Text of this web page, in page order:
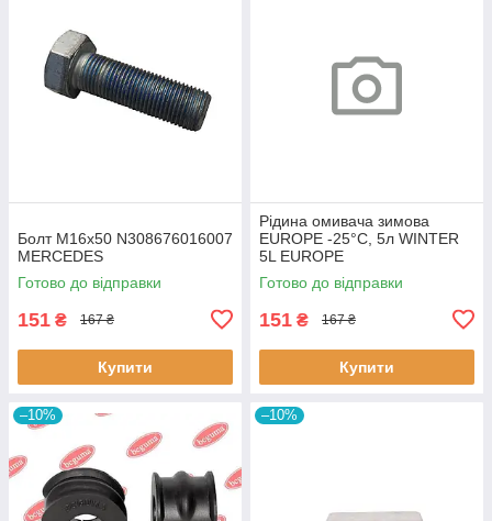
Болт M16x50 N308676016007
MERCEDES
Готово до відправки
151 ₴ 167 ₴
Купити
Рідина омивача зимова
EUROPE -25°C, 5л WINTER
5L EUROPE
Готово до відправки
151 ₴ 167 ₴
Купити
–10% –10%